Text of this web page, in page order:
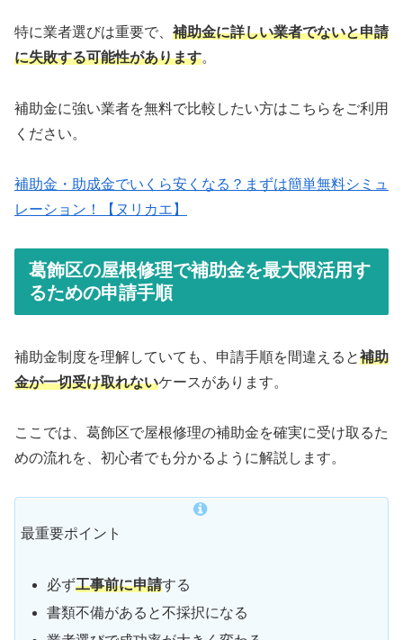
特に業者選びは重要で、 補助金に詳しい業者でないと申請
に失敗する可能性があります。
補助金に強い業者を無料で比較したい方はこちらをご利用
ください。
補助金・助成金でいくら安くなる？まずは簡単無料シミュ
レーション！【ヌリカエ】
葛飾区の屋根修理で補助金を最大限活用す
るための申請手順
補助金制度を理解していても、申請手順を間違えると補助
金が一切受け取れないケースがあります。
ここでは、葛飾区で屋根修理の補助金を確実に受け取るた
めの流れを、初心者でも分かるように解説します。
最重要ポイント
必ず工事前に申請する
書類不備があると不採択になる